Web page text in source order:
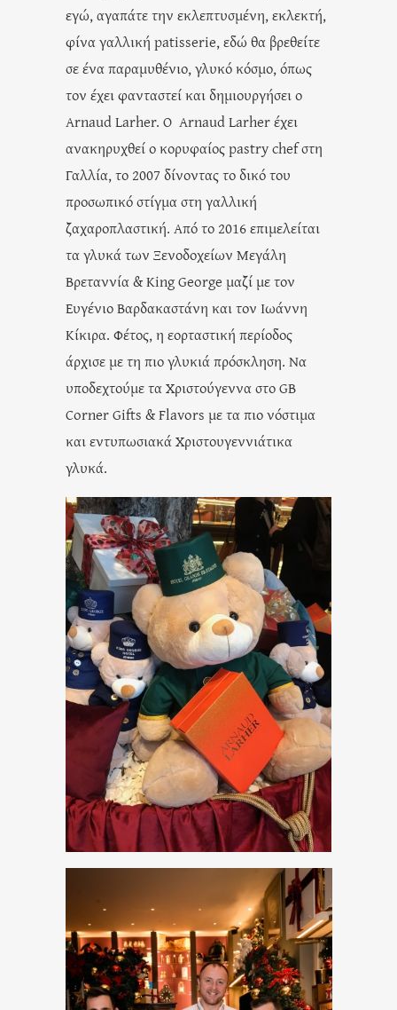
εγώ, αγαπάτε την εκλεπτυσμένη, εκλεκτή,
φίνα γαλλική patisserie, εδώ θα βρεθείτε
σε ένα παραμυθένιο, γλυκό κόσμο, όπως
τον έχει φανταστεί και δημιουργήσει ο
Arnaud Larher. Ο Arnaud Larher έχει
ανακηρυχθεί ο κορυφαίος pastry chef στη
Γαλλία, το 2007 δίνοντας το δικό του
προσωπικό στίγμα στη γαλλική
ζαχαροπλαστική. Από το 2016 επιμελείται
τα γλυκά των Ξενοδοχείων Μεγάλη
Βρεταννία & King George μαζί με τον
Ευγένιο Βαρδακαστάνη και τον Ιωάννη
Κίκιρα. Φέτος, η εορταστική περίοδος
άρχισε με τη πιο γλυκιά πρόσκληση. Να
υποδεχτούμε τα Χριστούγεννα στο GB
Corner Gifts & Flavors με τα πιο νόστιμα
και εντυπωσιακά Χριστουγεννιάτικα
γλυκά.